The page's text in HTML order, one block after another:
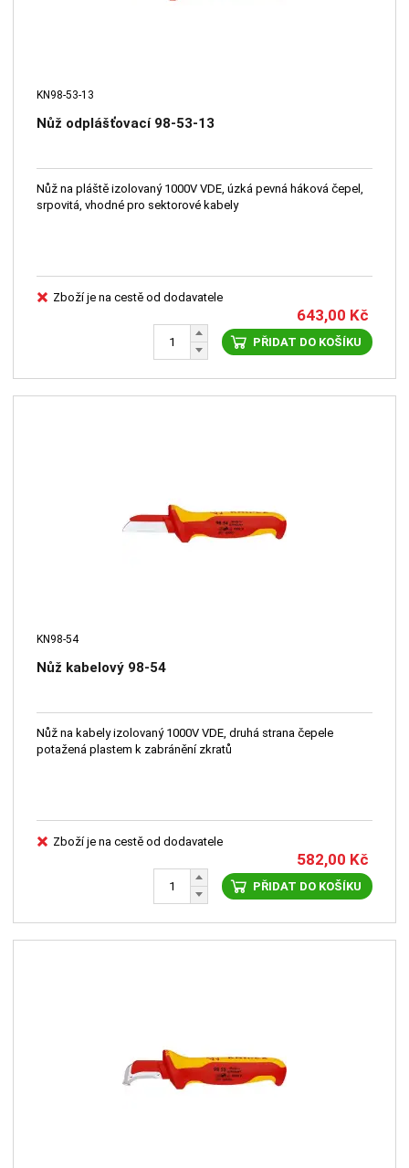
KN98-53-13
Nůž odplášťovací 98-53-13
Nůž na pláště izolovaný 1000V VDE, úzká pevná háková čepel,
srpovitá, vhodné pro sektorové kabely
Zboží je na cestě od dodavatele
643,00 Kč
PŘIDAT DO KOŠÍKU
KN98-54
Nůž kabelový 98-54
Nůž na kabely izolovaný 1000V VDE, druhá strana čepele
potažená plastem k zabránění zkratů
Zboží je na cestě od dodavatele
582,00 Kč
PŘIDAT DO KOŠÍKU